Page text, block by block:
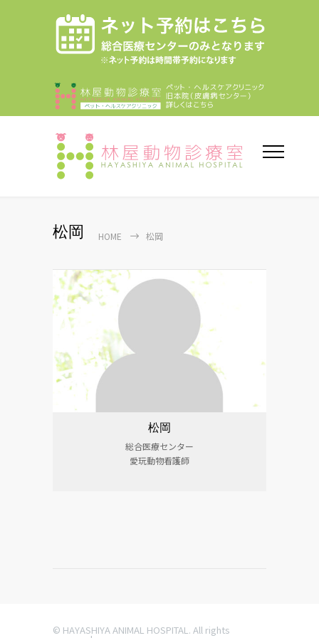
松岡 HOME 松岡
松岡
総合医療センター
愛玩動物看護師
© HAYASHIYA ANIMAL HOSPITAL. All rights